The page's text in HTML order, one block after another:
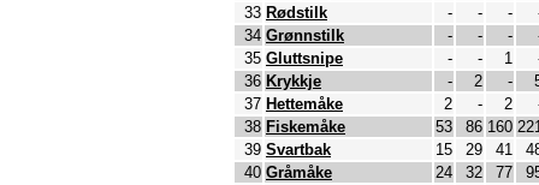
33 Rødstilk - - -
34 Grønnstilk - - -
35 Gluttsnipe - - 1
36 Krykkje - 2 -
37 Hettemåke 2 - 2
38 Fiskemåke 53 86 160
39 Svartbak 15 29 41
40 Gråmåke 24 32 77